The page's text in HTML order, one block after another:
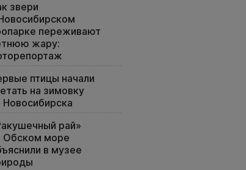
звери
переживают
жару:
птицы начали
на зимовку
Новосибирска
рай»
Обском море
в музее